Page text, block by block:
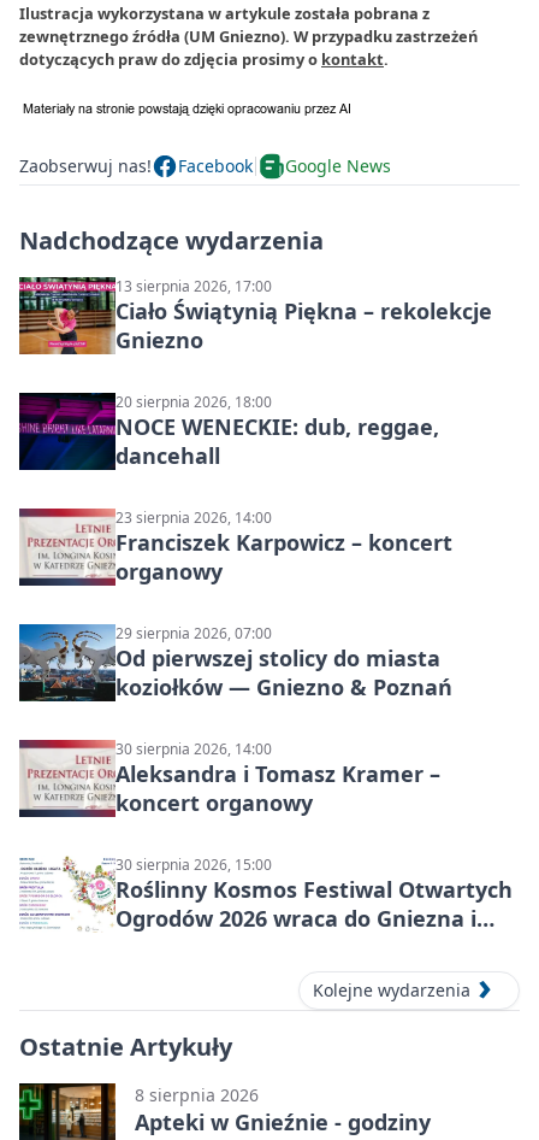
Ilustracja wykorzystana w artykule została pobrana z
zewnętrznego źródła (UM Gniezno). W przypadku zastrzeżeń
dotyczących praw do zdjęcia prosimy o kontakt.
Zaobserwuj nas! Facebook Google News
Nadchodzące wydarzenia
13 sierpnia 2026, 17:00
Ciało Świątynią Piękna – rekolekcje
Gniezno
20 sierpnia 2026, 18:00
NOCE WENECKIE: dub, reggae,
dancehall
23 sierpnia 2026, 14:00
Franciszek Karpowicz – koncert
organowy
29 sierpnia 2026, 07:00
Od pierwszej stolicy do miasta
koziołków — Gniezno & Poznań
30 sierpnia 2026, 14:00
Aleksandra i Tomasz Kramer –
koncert organowy
30 sierpnia 2026, 15:00
Roślinny Kosmos Festiwal Otwartych
Ogrodów 2026 wraca do Gniezna i
Kolejne wydarzenia
Ostatnie Artykuły
8 sierpnia 2026
Apteki w Gnieźnie - godziny